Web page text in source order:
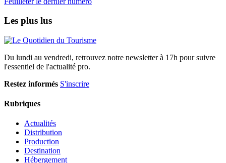
Les plus lus
Du lundi au vendredi, retrouvez notre newsletter à 17h pour suivre
l'essentiel de l'actualité pro.
Restez informés S'inscrire
Rubriques
Actualités
Distribution
Production
Destination
Hébergement